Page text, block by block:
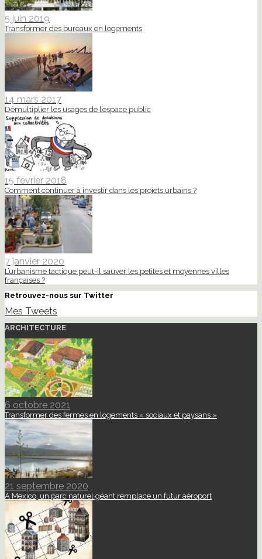
5 juin 2019
Transformer des bureaux en logements
14 mars 2017
Démultiplier les usages de l’espace public
15 février 2018
Comment continuer à investir dans les projets urbains ?
7 janvier 2020
L’urbanisme tactique peut-il sauver les petites et moyennes villes
françaises ?
Retrouvez-nous sur Twitter
Mes Tweets
ARCHITECTURE
6 octobre 2021
Transformer des fermes en logements « sociaux et paysans »
21 septembre 2020
A Mexico, un parc naturel géant remplace un futur aéroport